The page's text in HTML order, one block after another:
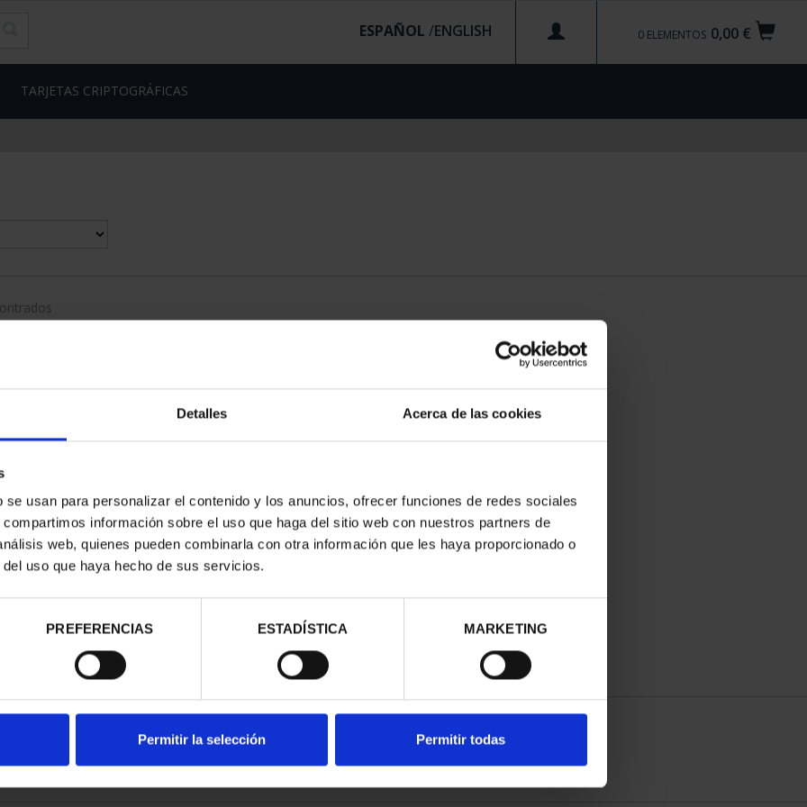
Detalles Acerca de las cookies
usan para personalizar el contenido y los anuncios, ofrecer funciones de redes sociales
información sobre el uso que haga del sitio web con nuestros partners de
web, quienes pueden combinarla con otra información que les haya proporcionado o
uso que haya hecho de sus servicios.
PREFERENCIAS ESTADÍSTICA MARKETING
Permitir la selección Permitir todas
0,00 €
0 ELEMENTOS
ESPAÑOL /
TARJETAS CRIPTOGRÁFICAS
-